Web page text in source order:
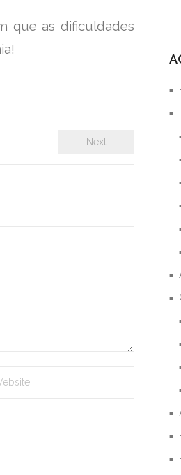
que as dificuldades
Next